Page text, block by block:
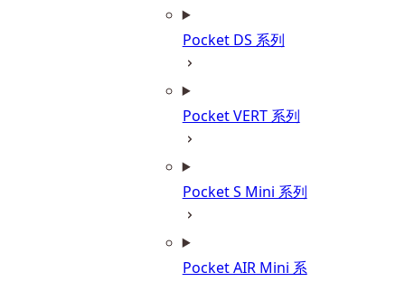
Pocket DS 系列
Pocket VERT 系列
Pocket S Mini 系列
Pocket AIR Mini 系